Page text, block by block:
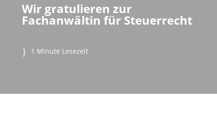
Wir gratulieren zur
Fachanwältin für Steuerrecht
1 Minute Lesezeit